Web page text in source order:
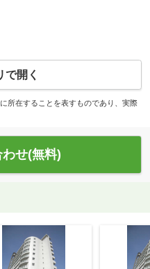
で開く
所在することを表すものであり、実際
せ(無料)